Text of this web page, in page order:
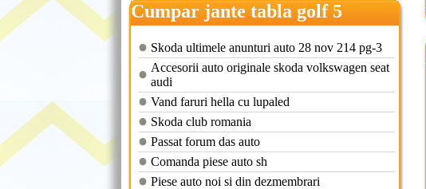
Cumpar jante tabla golf 5
Skoda ultimele anunturi auto 28 nov 214 pg-3
Accesorii auto originale skoda volkswagen seat
audi
Vand faruri hella cu lupaled
Skoda club romania
Passat forum das auto
Comanda piese auto sh
Piese auto noi si din dezmembrari